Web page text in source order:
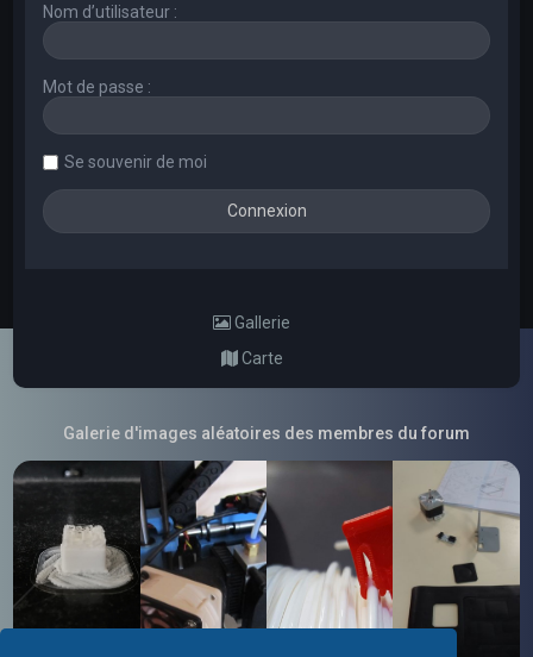
Nom d’utilisateur :
Mot de passe :
Se souvenir de moi
Gallerie
Carte
Galerie d'images aléatoires des membres du forum